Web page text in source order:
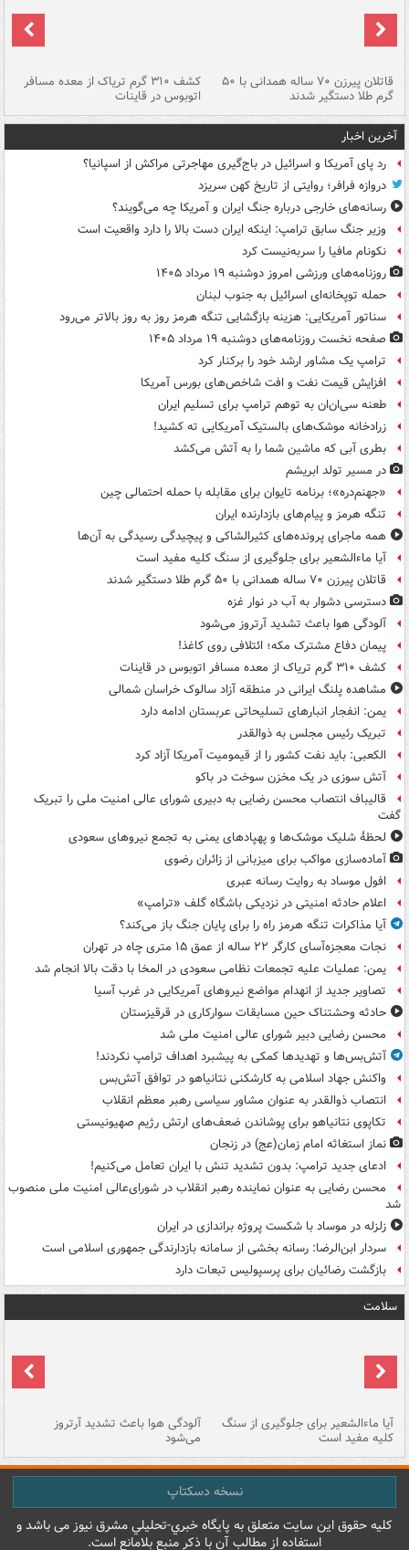
قاتلان پیرزن ۷۰ ساله همدانی با ۵۰
گرم طلا دستگیر شدند
کشف ۳۱۰ گرم تریاک از معده مسافر
اتوبوس در قاینات
آخرین اخبار
رد پای آمریکا و اسرائیل در باج‌گیری مهاجرتی مراکش از اسپانیا؟
دروازه فرافر؛ روایتی از تاریخ کهن سریزد
رسانه‌های خارجی درباره جنگ ایران و آمریکا چه می‌گویند؟
وزیر جنگ سابق ترامپ: اینکه ایران دست بالا را دارد واقعیت است
نکونام مافیا را سربه‌نیست کرد
روزنامه‌های ورزشی امروز دوشنبه ۱۹ مرداد ۱۴۰۵
حمله توپخانه‌ای اسرائیل به جنوب لبنان
سناتور آمریکایی: هزینه بازگشایی تنگه هرمز روز به روز بالاتر می‌رود
صفحه نخست روزنامه‌های دوشنبه ۱۹ مرداد ۱۴۰۵
ترامپ یک مشاور ارشد خود را برکنار کرد
افزایش قیمت نفت و افت شاخص‌های بورس آمریکا
طعنه سی‌ان‌ان به توهم ترامپ برای تسلیم ایران
زرادخانه موشک‌های بالستیک آمریکایی ته کشید!
بطری آبی که ماشین شما را به آتش می‌کشد
در مسیر تولد ابریشم
«جهنم‌دره»؛ برنامه تایوان برای مقابله با حمله احتمالی چین
تنگه هرمز و پیام‌های بازدارنده ایران
همه ماجرای پرونده‌های کثیرالشاکی و پیچیدگی رسیدگی به آن‌ها
آیا ماءالشعیر برای جلوگیری از سنگ کلیه مفید است
قاتلان پیرزن ۷۰ ساله همدانی با ۵۰ گرم طلا دستگیر شدند
دسترسی دشوار به آب در نوار غزه
آلودگی هوا باعث تشدید آرتروز می‌شود
پیمان دفاع مشترک مکه؛ ائتلافی روی کاغذ!
کشف ۳۱۰ گرم تریاک از معده مسافر اتوبوس در قاینات
مشاهده پلنگ ایرانی در منطقه آزاد سالوک خراسان شمالی
یمن: انفجار انبارهای تسلیحاتی عربستان ادامه دارد
تبریک رئیس مجلس به ذوالقدر
الکعبی: باید نفت کشور را از قیمومیت آمریکا آزاد کرد
آتش سوزی در یک مخزن سوخت در باکو
قالیباف انتصاب محسن رضایی به دبیری شورای عالی امنیت ملی را تبریک
گفت
لحظۀ شلیک موشک‌ها و پهپادهای یمنی به تجمع نیروهای سعودی
آماده‌سازی مواکب برای میزبانی از زائران رضوی
افول موساد به روایت رسانه عبری
اعلام حادثه امنیتی در نزدیکی باشگاه گلف «ترامپ»
آیا مذاکرات تنگه هرمز راه را برای پایان جنگ باز می‌کند؟
نجات معجزه‌آسای کارگر ۲۲ ساله از عمق ۱۵ متری چاه در تهران
یمن: عملیات علیه تجمعات نظامی سعودی در المخا با دقت بالا انجام شد
تصاویر جدید از انهدام مواضع نیروهای آمریکایی در غرب آسیا
حادثه وحشتناک حین مسابقات سوارکاری در قرقیزستان
محسن رضایی دبیر شورای عالی امنیت ملی شد
آتش‌بس‌ها و تهدیدها کمکی به پیشبرد اهداف ترامپ نکردند!
واکنش جهاد اسلامی به کارشکنی نتانیاهو در توافق آتش‌بس
انتصاب ذوالقدر به عنوان مشاور سیاسی رهبر معظم انقلاب
تکاپوی نتانیاهو برای پوشاندن ضعف‌های ارتش رژیم صهیونیستی
نماز استغاثه امام زمان(عج) در زنجان
ادعای جدید ترامپ: بدون تشدید تنش با ایران تعامل می‌کنیم!
محسن رضایی به عنوان نماینده رهبر انقلاب در شورای‌عالی امنیت ملی منصوب
شد
زلزله در موساد با شکست پروژه براندازی در ایران
سردار ابن‌الرضا: رسانه بخشی از سامانه بازدارندگی جمهوری اسلامی است
بازگشت رضائیان برای پرسپولیس تبعات دارد
سلامت
آیا ماءالشعیر برای جلوگیری از سنگ
کلیه مفید است
آلودگی هوا باعث تشدید آرتروز
می‌شود
نسخه دسکتاپ
کليه حقوق اين سايت متعلق به پایگاه خبري-تحليلي مشرق نيوز می باشد و
استفاده از مطالب آن با ذکر منبع بلامانع است.